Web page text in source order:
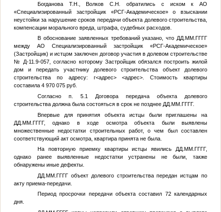
Богданова Т.Н., Волков С.Н. обратились с иском к АО
«Специализированный застройщик «РСГ-Академическое» о взыскании
неустойки за нарушение сроков передачи объекта долевого строительства,
компенсации морального вреда, штрафа, судебных расходов.
В обоснование заявленных требований указано, что ДД.ММ.ГГГГ
между АО Специализированный застройщик «РСГ-Академическое»
(Застройщик) и истцом заключен договор участия в долевом строительстве
№ Д-11.9-057, согласно которому Застройщик обязался построить жилой
дом и передать участнику долевого строительства объект долевого
строительства по адресу: г<адрес> <адрес> . Стоимость квартиры
составила 4 970 075 руб.
Согласно п. 5.1 Договора передача объекта долевого
строительства должна была состояться в срок не позднее ДД.ММ.ГГГГ.
Впервые для принятия объекта истцы были приглашены на
ДД.ММ.ГГГГ, однако в ходе осмотра объекта были выявлены
множественные недостатки строительных работ, о чем был составлен
соответствующий акт осмотра, квартира принята не была.
На повторную приемку квартиры истцы явились ДД.ММ.ГГГГ,
однако ранее выявленные недостатки устранены не были, также
обнаружены иные дефекты.
ДД.ММ.ГГГГобъект долевого строительства передан истцам по
акту приема-передачи.
Период просрочки передачи объекта составил 72 календарных
дня.